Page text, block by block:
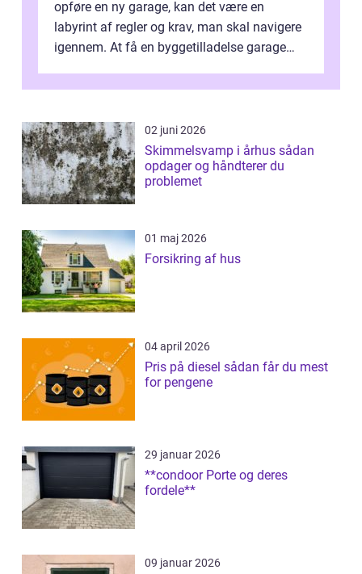
opføre en ny garage, kan det være en
labyrint af regler og krav, man skal navigere
igennem. At få en byggetilladelse garage
02 juni 2026
Skimmelsvamp i århus sådan
opdager og håndterer du
problemet
01 maj 2026
Forsikring af hus
04 april 2026
Pris på diesel sådan får du mest
for pengene
29 januar 2026
**condoor Porte og deres
fordele**
09 januar 2026